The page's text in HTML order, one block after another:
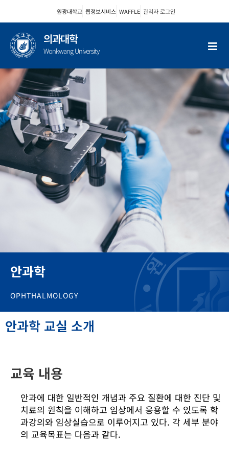
너
기
원광대학교 웹정보서비스 WAFFLE 관리자 로그인
의과대학
Wonkwang University
안과학
OPHTHALMOLOGY
안과학 교실 소개
교육 내용
안과에 대한 일반적인 개념과 주요 질환에 대한 진단 및
치료의 원칙을 이해하고 임상에서 응용할 수 있도록 학
과강의와 임상실습으로 이루어지고 있다. 각 세부 분야
의 교육목표는 다음과 같다.